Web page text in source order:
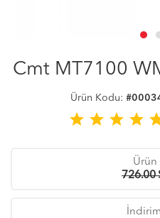
Cmt MT7100
Ürün Kodu:
star star star star
Ürün
726.00